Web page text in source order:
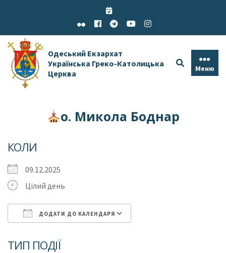
Одеський Екзархат
Українська Греко-Католицька
Церква
Меню
о. Микола Боднар
КОЛИ
09.12.2025
Цілий день
ДОДАТИ ДО КАЛЕНДАРЯ
ТИП ПОДІЇ